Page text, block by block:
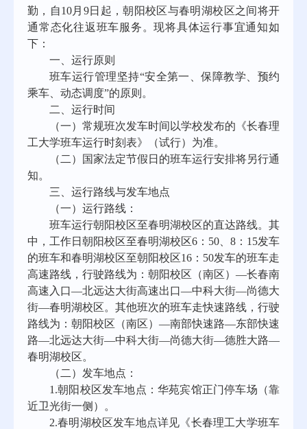
勤，自10月 9日起，朝阳校区与春明湖校区之间将开
通常态化往返班车服务。现将具体运行事宜通知如
下：
一、运行原则
班车运行管理坚持“安全第一、保障教学、预约
乘车、动态调度”的原则。
二、运行时间
（一）常规班次发车时间以学校发布的《长春理
工大学班车运行时刻表》（试行）为准。
（二）国家法定节假日的班车运行安排将另行通
知。
三、运行路线与发车地点
（一） 运行路线：
班车运行朝阳校区至春明湖校区的直达路线。 其
中，工作日朝阳校区至春明湖校区6：50、8：15发车
的班车和春明湖校区至朝阳校区16：50发车的班车走
高速路线 ， 行驶路线为：朝阳校区（南区） —长春南
高速入口—北远达大街高速出口—中科大街—尚德大
街—春明湖校区。 其他班次的班车走快速路线， 行驶
路线为 ：朝阳校区（南区） —南部快速路—东部快速
路—北远达大街—中科大街—尚德大街—德胜大路—
春明湖校区。
（二）发车地点：
1 .朝阳校区发车地点：华苑宾馆正门停车场（靠
近卫光街一侧）。
2.春明湖校区发车地点详见《长春理工大学班车